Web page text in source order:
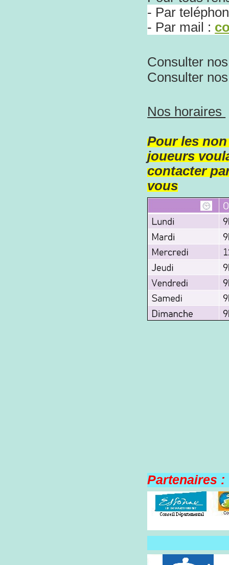
- Par
- Par mail :
Consulter
Consulter
Nos horaires
Pour les
joueurs
contacter
vous
Partenaires :